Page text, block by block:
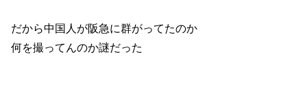
だから中国人が阪急に群がってたのか
何を撮ってんのか謎だった